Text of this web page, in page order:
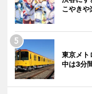
こやきや
東京メ
中は3分